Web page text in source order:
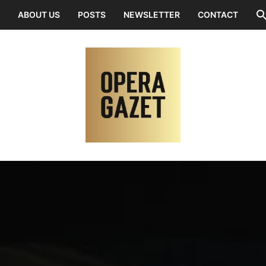
ABOUT US POSTS NEWSLETTER CONTACT